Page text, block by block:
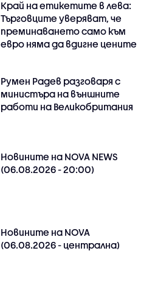
Край на етикетите в лева:
Търговците уверяват, че
преминаването само към
евро няма да вдигне цените
Румен Радев разговаря с
министъра на външните
работи на Великобритания
Новините на NOVA NEWS
(06.08.2026 - 20:00)
Новините на NOVA
(06.08.2026 - централна)